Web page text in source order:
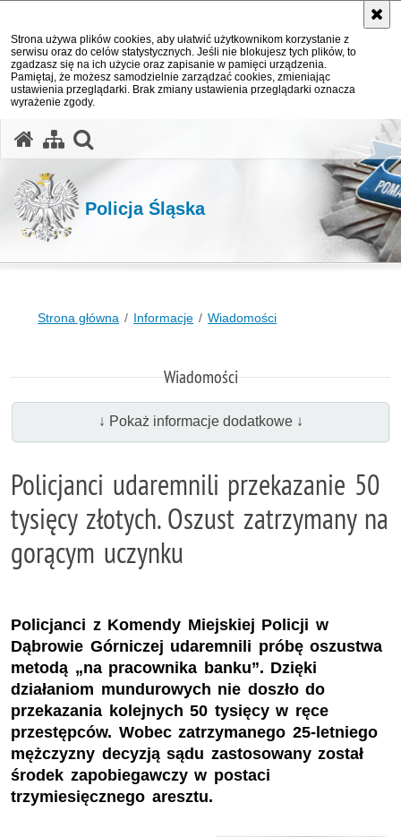
Strona używa plików cookies, aby ułatwić użytkownikom korzystanie z
serwisu oraz do celów statystycznych. Jeśli nie blokujesz tych plików, to
zgadzasz się na ich użycie oraz zapisanie w pamięci urządzenia.
Pamiętaj, że możesz samodzielnie zarządzać cookies, zmieniając
ustawienia przeglądarki. Brak zmiany ustawienia przeglądarki oznacza
wyrażenie zgody.
Policja Śląska
Strona główna Informacje Wiadomości
Wiadomości
↓ Pokaż informacje dodatkowe ↓
Policjanci udaremnili przekazanie 50
tysięcy złotych. Oszust zatrzymany na
gorącym uczynku
Policjanci z Komendy Miejskiej Policji w
Dąbrowie Górniczej udaremnili próbę oszustwa
metodą „na pracownika banku”. Dzięki
działaniom mundurowych nie doszło do
przekazania kolejnych 50 tysięcy w ręce
przestępców. Wobec zatrzymanego 25-letniego
mężczyzny decyzją sądu zastosowany został
środek zapobiegawczy w postaci
trzymiesięcznego aresztu.